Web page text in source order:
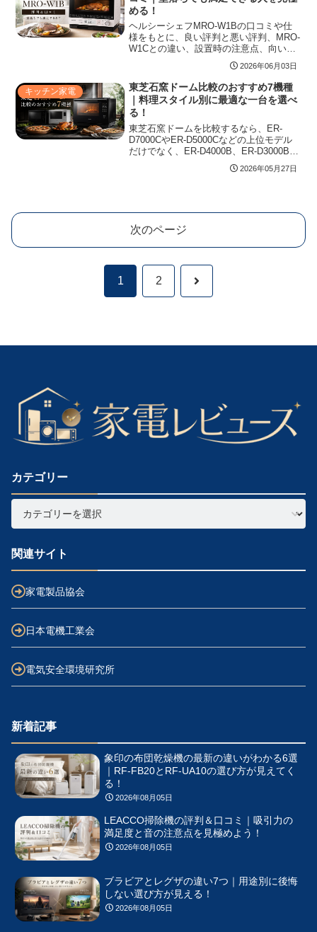
料をまとめます。
める！
ヘルシーシェフMRO-W1Bの口コミや仕
様をもとに、良い評判と悪い評判、MRO-
W1Cとの違い、設置時の注意点、向いて
2026年06月03日
キッチン家電
東芝石窯ドーム比較のおすすめ7機種
｜料理スタイル別に最適な一台を選べ
る！
東芝石窯ドームを比較するなら、ER-
D7000CやER-D5000Cなどの上位モデル
だけでなく、ER-D4000B、ER-D3000B、
ER-D100B、ER-D90B、ER-D70Bの違い
も押さえることが大切です。火力、セン
2026年05月27日
次のページ
1 2 次
カテゴリー
関連サイト
家電製品協会
日本電機工業会
電気安全環境研究所
新着記事
象印の布団乾燥機の最新の違いがわかる6選
｜RF-FB20とRF-UA10の選び方が見えてく
る！
2026年08月05日
LEACCO掃除機の評判＆口コミ｜吸引力の
満足度と音の注意点を見極めよう！
2026年08月05日
ブラビアとレグザの違い7つ｜用途別に後悔
しない選び方が見える！
2026年08月05日